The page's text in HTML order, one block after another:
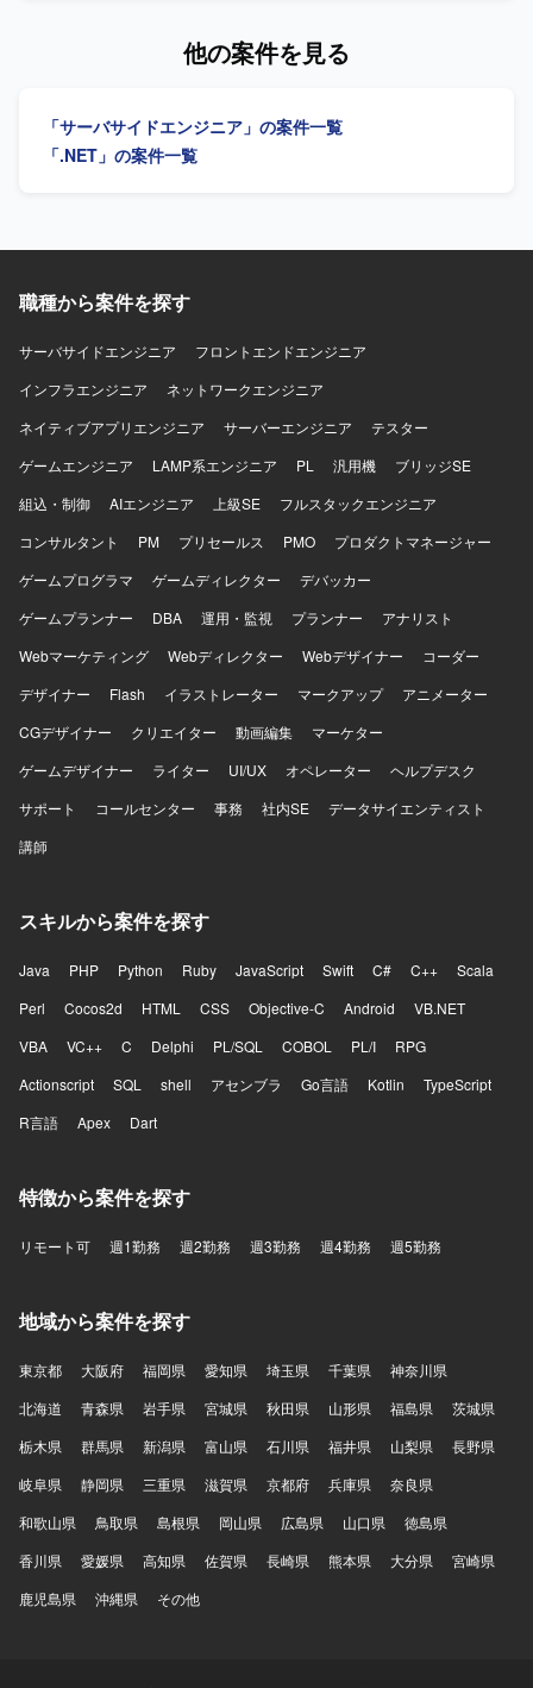
軟な思考を持ち、状況に応じて自ら考えて動ける方です。
ことができます。上流からリリースまで一貫して関われる
ため、システム全体の流れを把握しながらスキルアップし
他の案件を見る
「サーバサイドエンジニア」の案件一覧
「.NET」の案件一覧
職種から案件を探す
サーバサイドエンジニア
フロントエンドエンジニア
インフラエンジニア
ネットワークエンジニア
ネイティブアプリエンジニア
サーバーエンジニア
テスター
ゲームエンジニア
LAMP系エンジニア PL 汎用機
ブリッジSE
組込・制御
AIエンジニア 上級SE
フルスタックエンジニア
コンサルタント
PM プリセールス PMO
プロダクトマネージャー
ゲームプログラマ
ゲームディレクター
デバッカー
ゲームプランナー
DBA 運用・監視 プランナー
アナリスト
Webマーケティング
Webディレクター Webデザイナー
コーダー
デザイナー
Flash イラストレーター マークアップ
アニメーター
CGデザイナー
クリエイター 動画編集
マーケター
ゲームデザイナー
ライター UI/UX オペレーター
ヘルプデスク
サポート
コールセンター 事務 社内SE
データサイエンティスト
講師
スキルから案件を探す
Java PHP Python Ruby JavaScript Swift C# C++
Scala
Perl
Cocos2d HTML CSS Objective-C Android
VB.NET
VBA
VC++ C Delphi PL/SQL COBOL PL/I
RPG
Actionscript
SQL shell アセンブラ Go言語 Kotlin
TypeScript
R言語
Apex Dart
特徴から案件を探す
リモート可 週1勤務 週2勤務 週3勤務 週4勤務 週5勤務
地域から案件を探す
東京都 大阪府 福岡県 愛知県 埼玉県 千葉県
神奈川県
北海道
青森県 岩手県 宮城県 秋田県 山形県 福島県
茨城県
栃木県
群馬県 新潟県 富山県 石川県 福井県 山梨県
長野県
岐阜県
静岡県 三重県 滋賀県 京都府 兵庫県
奈良県
和歌山県
鳥取県 島根県 岡山県 広島県 山口県
徳島県
香川県
愛媛県 高知県 佐賀県 長崎県 熊本県 大分県
宮崎県
鹿児島県
沖縄県 その他